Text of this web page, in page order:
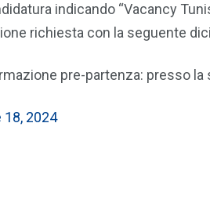
indicando “Vacancy
richiesta con la seguente
pre-partenza: presso la
2024